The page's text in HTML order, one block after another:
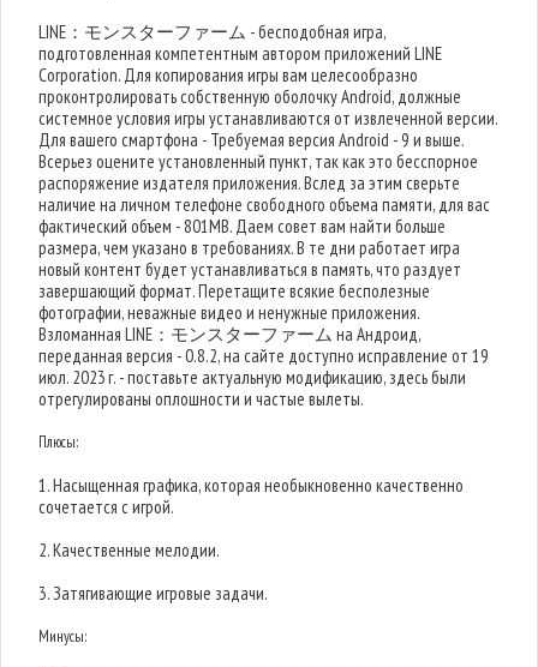
LINE：モンスターファーム - бесподобная игра,
подготовленная компетентным автором приложений LINE
Corporation. Для копирования игры вам целесообразно
проконтролировать собственную оболочку Android, должные
системное условия игры устанавливаются от извлеченной версии.
Для вашего смартфона - Требуемая версия Android - 9 и выше.
Всерьез оцените установленный пункт, так как это бесспорное
распоряжение издателя приложения. Вслед за этим сверьте
наличие на личном телефоне свободного объема памяти, для вас
фактический объем - 801MB. Даем совет вам найти больше
размера, чем указано в требованиях. В те дни работает игра
новый контент будет устанавливаться в память, что раздует
завершающий формат. Перетащите всякие бесполезные
фотографии, неважные видео и ненужные приложения.
Взломанная LINE：モンスターファーム на Андроид,
переданная версия - 0.8.2, на сайте доступно исправление от 19
июл. 2023 г. - поставьте актуальную модификацию, здесь были
отрегулированы оплошности и частые вылеты.
Плюсы:
1. Насыщенная графика, которая необыкновенно качественно
сочетается с игрой.
2. Качественные мелодии.
3. Затягивающие игровые задачи.
Минусы: